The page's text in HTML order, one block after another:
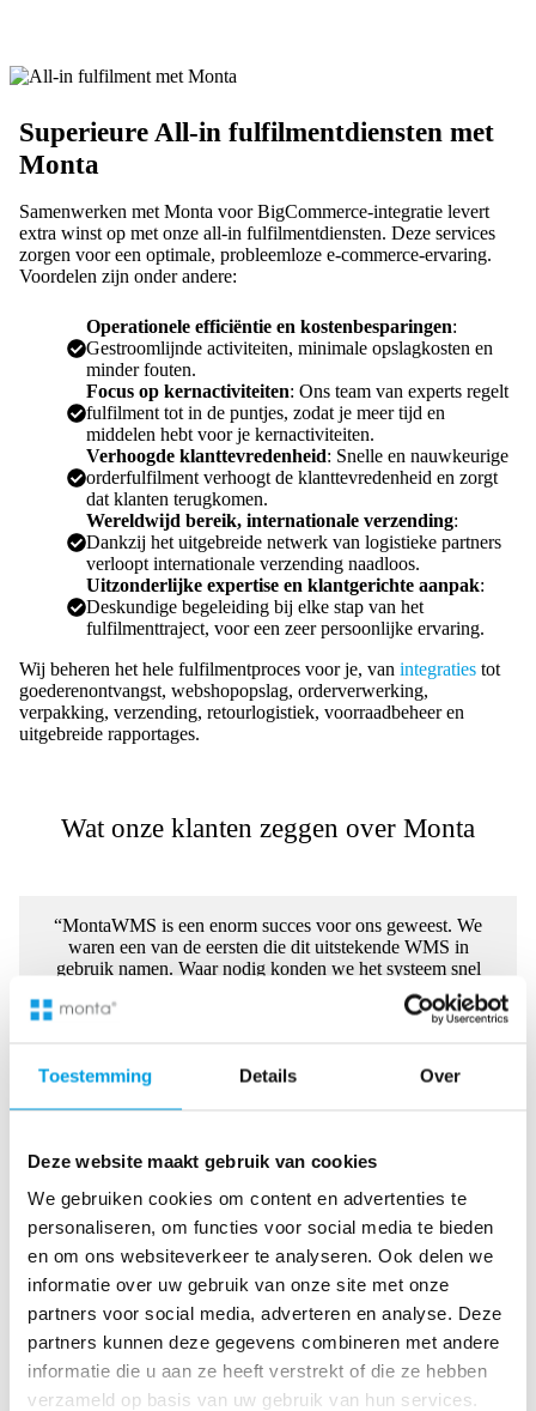
Toestemming Details Over
Deze website maakt gebruik van cookies
We gebruiken cookies om content en advertenties te
personaliseren, om functies voor social media te bieden
en om ons websiteverkeer te analyseren. Ook delen we
informatie over uw gebruik van onze site met onze
partners voor social media, adverteren en analyse. Deze
partners kunnen deze gegevens combineren met andere
informatie die u aan ze heeft verstrekt of die ze hebben
verzameld op basis van uw gebruik van hun services.
Superieure All-in fulfilmentdiensten met
Monta
Samenwerken met Monta voor BigCommerce-integratie levert
extra winst op met onze all-in fulfilmentdiensten. Deze services
zorgen voor een optimale, probleemloze e-commerce-ervaring.
Voordelen zijn onder andere:
Operationele efficiëntie en kostenbesparingen:
Gestroomlijnde activiteiten, minimale opslagkosten en
minder fouten.
Focus op kernactiviteiten: Ons team van experts regelt
fulfilment tot in de puntjes, zodat je meer tijd en
middelen hebt voor je kernactiviteiten.
Verhoogde klanttevredenheid: Snelle en nauwkeurige
orderfulfilment verhoogt de klanttevredenheid en zorgt
dat klanten terugkomen.
Wereldwijd bereik, internationale verzending:
Dankzij het uitgebreide netwerk van logistieke partners
verloopt internationale verzending naadloos.
Uitzonderlijke expertise en klantgerichte aanpak:
Deskundige begeleiding bij elke stap van het
fulfilmenttraject, voor een zeer persoonlijke ervaring.
Wij beheren het hele fulfilmentproces voor je, van integraties tot
goederenontvangst, webshopopslag, orderverwerking,
verpakking, verzending, retourlogistiek, voorraadbeheer en
uitgebreide rapportages.
Wat onze klanten zeggen over Monta
“MontaWMS is een enorm succes voor ons geweest. We
waren een van de eersten die dit uitstekende WMS in
gebruik namen. Waar nodig konden we het systeem snel
Raymond Vlietstra
Key Manager AkzoNobel
“Monta is al lange tijd onze partner op het gebied van
fulfilment en heeft ons geholpen bij onze gezamenlijke groei.
Ze bevoorraden onze winkels, handelen alle online
bestellingen af en beheren nu ook onze fulfilment vanuit
Duitsland. Fantastisch!”